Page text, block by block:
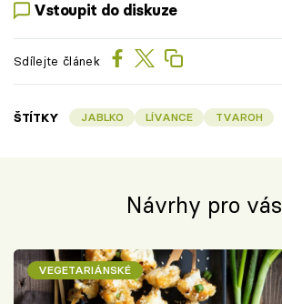
Vstoupit do diskuze
Sdílejte článek
ŠTÍTKY JABLKO LÍVANCE TVAROH
Návrhy pro vás
VEGETARIÁNSKÉ